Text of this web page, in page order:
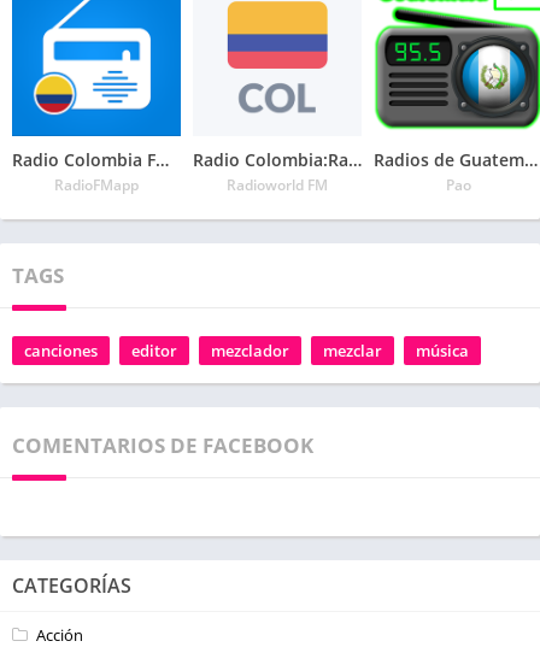
Radio Colombia FM – Todas las Emisoras Colombianas
RadioFMapp
Radio Colombia:Radio AM y FM gratis, Radio en vivo
Radioworld FM
Radios de Guatemala
Pao
TAGS
canciones editor mezclador mezclar música
COMENTARIOS DE FACEBOOK
CATEGORÍAS
Acción